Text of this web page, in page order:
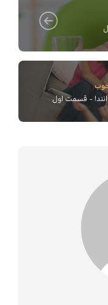
خوب
- قسمت اول